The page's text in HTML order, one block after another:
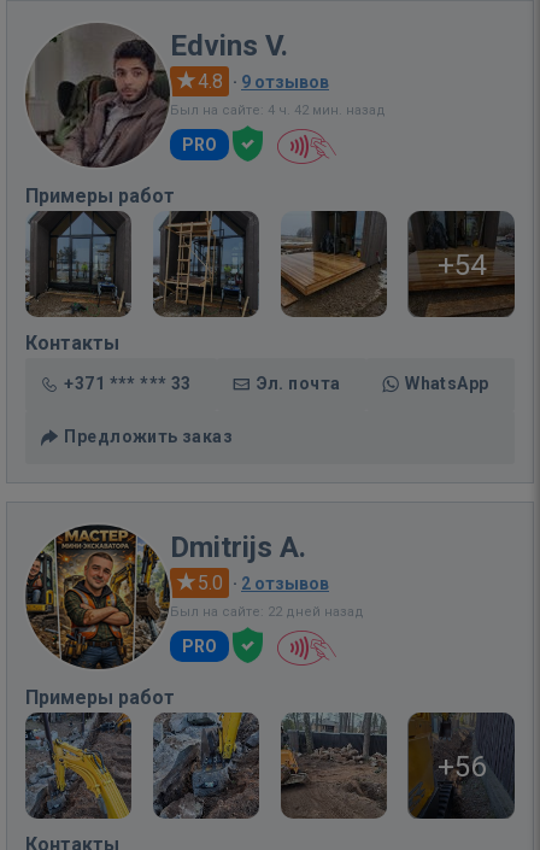
Edvins V.
4.8 · 9 отзывов
Был на сайте: 4 ч. 42 мин. назад
PRO
Примеры работ
+54
Контакты
+371 *** *** 33 Эл. почта WhatsApp
Предложить заказ
Dmitrijs A.
5.0 · 2 отзывов
Был на сайте: 22 дней назад
PRO
Примеры работ
+56
Контакты